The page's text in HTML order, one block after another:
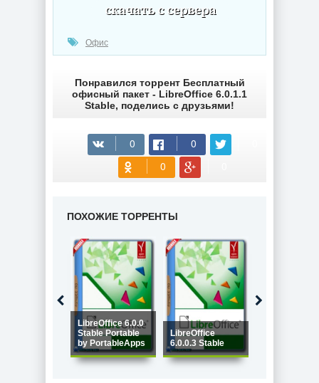
Офис
Понравился торрент Бесплатный
офисный пакет - LibreOffice 6.0.1.1
Stable, поделись с друзьями!
ПОХОЖИЕ ТОРРЕНТЫ
LibreOffice 6.0.0
Stable Portable
by PortableApps
LibreOffice
6.0.0.3 Stable